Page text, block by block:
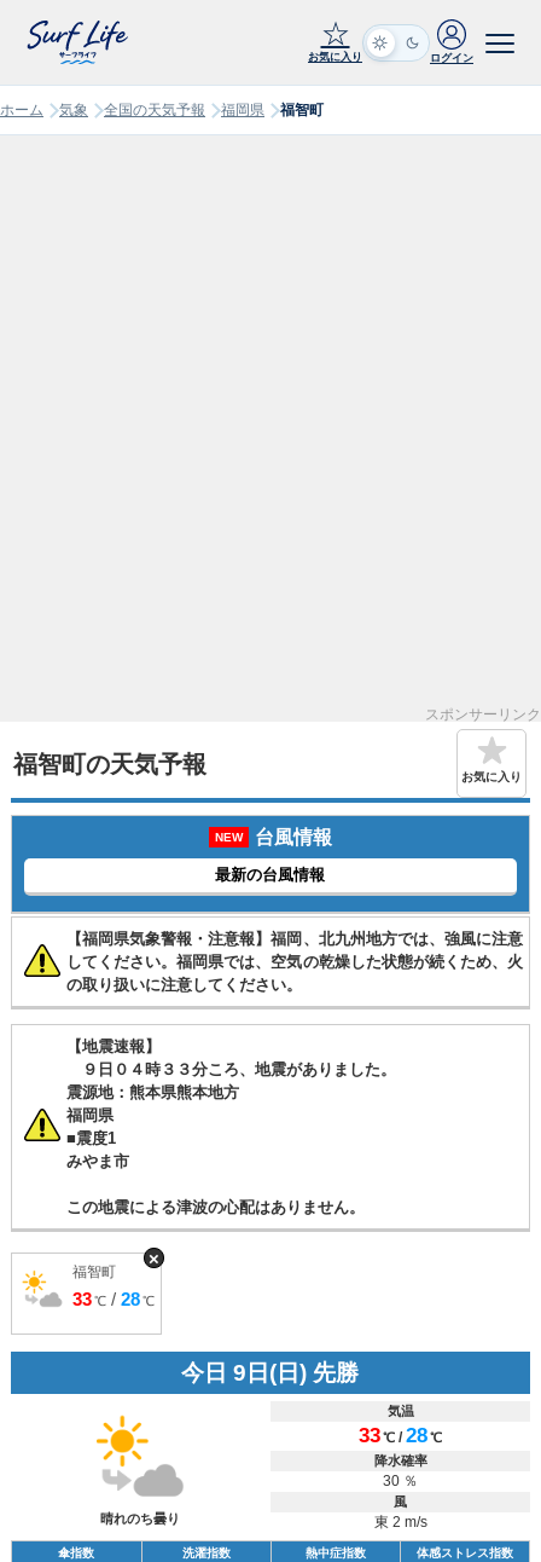
☆
お気に入り ログイン
ホーム 気象 全国の天気予報 福岡県 福智町
スポンサーリンク
福智町の天気予報 お気に入り
NEW 台風情報
最新の台風情報
【福岡県気象警報・注意報】福岡、北九州地方では、強風に注意
してください。福岡県では、空気の乾燥した状態が続くため、火
の取り扱いに注意してください。
【地震速報】
９日０４時３３分ころ、地震がありました。
震源地：熊本県熊本地方
福岡県
■震度1
みやま市
この地震による津波の心配はありません。
福智町
33℃/ 28℃
×
今日 9日(日) 先勝
晴れのち曇り
気温
33℃ /28℃
降水確率
30 ％
風
東 2 m/s
傘指数 洗濯指数 熱中症指数 体感ストレス指数